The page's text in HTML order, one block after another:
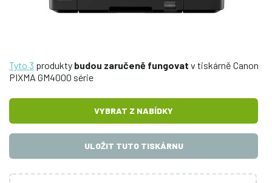
Tyto 3 produkty budou zaručeně fungovat v tiskárně Canon
PIXMA GM4000 série
VYBRAT Z NABÍDKY
ULOŽIT TUTO TISKÁRNU